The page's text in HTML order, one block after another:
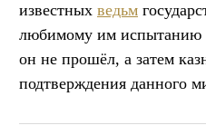
известных ведьм
любимому им испытанию
он не прошёл, а затем
подтверждения данного